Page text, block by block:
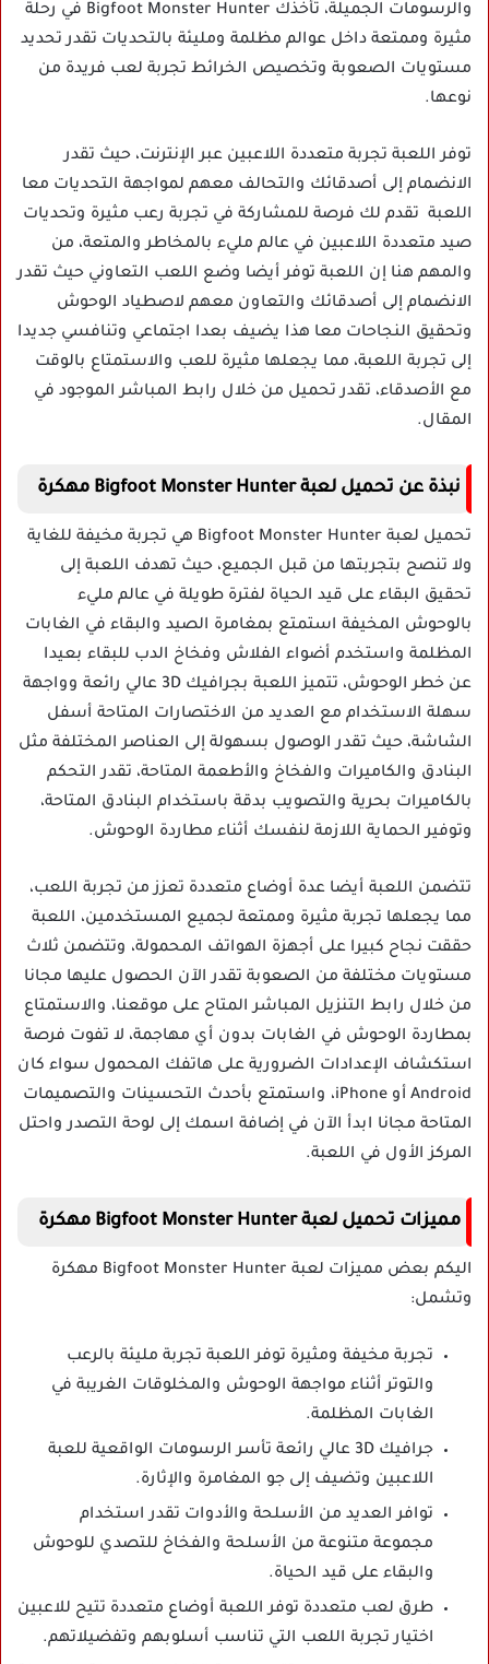
والرسومات الجميلة، تأخذك Bigfoot Monster Hunter في رحلة
مثيرة وممتعة داخل عوالم مظلمة ومليئة بالتحديات تقدر تحديد
مستويات الصعوبة وتخصيص الخرائط تجربة لعب فريدة من
نوعها.
توفر اللعبة تجربة متعددة اللاعبين عبر الإنترنت، حيث تقدر
الانضمام إلى أصدقائك والتحالف معهم لمواجهة التحديات معا
اللعبة تقدم لك فرصة للمشاركة في تجربة رعب مثيرة وتحديات
صيد متعددة اللاعبين في عالم مليء بالمخاطر والمتعة، من
والمهم هنا إن اللعبة توفر أيضا وضع اللعب التعاوني حيث تقدر
الانضمام إلى أصدقائك والتعاون معهم لاصطياد الوحوش
وتحقيق النجاحات معا هذا يضيف بعدا اجتماعي وتنافسي جديدا
إلى تجربة اللعبة، مما يجعلها مثيرة للعب والاستمتاع بالوقت
مع الأصدقاء، تقدر تحميل من خلال رابط المباشر الموجود في
المقال.
نبذة عن تحميل لعبة Bigfoot Monster Hunter مهكرة
تحميل لعبة Bigfoot Monster Hunter هي تجربة مخيفة للغاية
ولا تنصح بتجربتها من قبل الجميع، حيث تهدف اللعبة إلى
تحقيق البقاء على قيد الحياة لفترة طويلة في عالم مليء
بالوحوش المخيفة استمتع بمغامرة الصيد والبقاء في الغابات
المظلمة واستخدم أضواء الفلاش وفخاخ الدب للبقاء بعيدا
عن خطر الوحوش، تتميز اللعبة بجرافيك 3D عالي رائعة وواجهة
سهلة الاستخدام مع العديد من الاختصارات المتاحة أسفل
الشاشة، حيث تقدر الوصول بسهولة إلى العناصر المختلفة مثل
البنادق والكاميرات والفخاخ والأطعمة المتاحة، تقدر التحكم
بالكاميرات بحرية والتصويب بدقة باستخدام البنادق المتاحة،
وتوفير الحماية اللازمة لنفسك أثناء مطاردة الوحوش.
تتضمن اللعبة أيضا عدة أوضاع متعددة تعزز من تجربة اللعب،
مما يجعلها تجربة مثيرة وممتعة لجميع المستخدمين، اللعبة
حققت نجاح كبيرا على أجهزة الهواتف المحمولة، وتتضمن ثلاث
مستويات مختلفة من الصعوبة تقدر الآن الحصول عليها مجانا
من خلال رابط التنزيل المباشر المتاح على موقعنا، والاستمتاع
بمطاردة الوحوش في الغابات بدون أي مهاجمة، لا تفوت فرصة
استكشاف الإعدادات الضرورية على هاتفك المحمول سواء كان
Android أو iPhone، واستمتع بأحدث التحسينات والتصميمات
المتاحة مجانا ابدأ الآن في إضافة اسمك إلى لوحة التصدر واحتل
المركز الأول في اللعبة.
مميزات تحميل لعبة Bigfoot Monster Hunter مهكرة
اليكم بعض مميزات لعبة Bigfoot Monster Hunter مهكرة
وتشمل:
تجربة مخيفة ومثيرة توفر اللعبة تجربة مليئة بالرعب
والتوتر أثناء مواجهة الوحوش والمخلوقات الغريبة في
الغابات المظلمة.
جرافيك 3D عالي رائعة تأسر الرسومات الواقعية للعبة
اللاعبين وتضيف إلى جو المغامرة والإثارة.
توافر العديد من الأسلحة والأدوات تقدر استخدام
مجموعة متنوعة من الأسلحة والفخاخ للتصدي للوحوش
والبقاء على قيد الحياة.
طرق لعب متعددة توفر اللعبة أوضاع متعددة تتيح للاعبين
اختيار تجربة اللعب التي تناسب أسلوبهم وتفضيلاتهم.